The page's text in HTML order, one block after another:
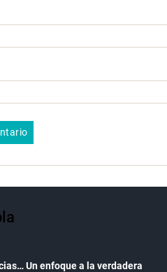
Un enfoque a la verdadera